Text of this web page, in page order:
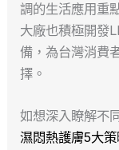
調的生活應用重
大廠也積極開發
備，為台灣消費
擇。
如想深入瞭解不
濕悶熱護膚5大